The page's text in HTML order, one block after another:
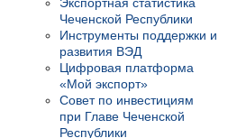
Экспортная статистика
Чеченской Республики
Инструменты поддержки и
развития ВЭД
Цифровая платформа
«Мой экспорт»
Совет по инвестициям
при Главе Чеченской
Республики